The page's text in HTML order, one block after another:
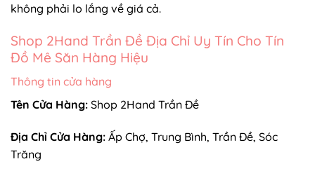
không phải lo lắng về giá cả.
Shop 2Hand Trần Đề Địa Chỉ Uy Tín Cho Tín
Đồ Mê Săn Hàng Hiệu
Thông tin cửa hàng
Tên Cửa Hàng: Shop 2Hand Trần Đề
Địa Chỉ Cửa Hàng: Ấp Chợ, Trung Bình, Trần Đề, Sóc
Trăng